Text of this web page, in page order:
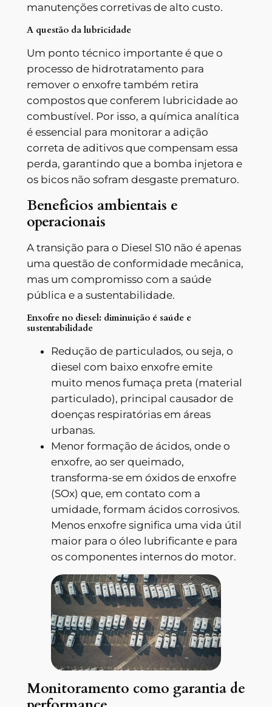
manutenções corretivas de alto custo.
A questão da lubricidade
Um ponto técnico importante é que o
processo de hidrotratamento para
remover o enxofre também retira
compostos que conferem lubricidade ao
combustível. Por isso, a química analítica
é essencial para monitorar a adição
correta de aditivos que compensam essa
perda, garantindo que a bomba injetora e
os bicos não sofram desgaste prematuro.
Benefícios ambientais e
operacionais
A transição para o Diesel S10 não é apenas
uma questão de conformidade mecânica,
mas um compromisso com a saúde
pública e a sustentabilidade.
Enxofre no diesel: diminuição é saúde e
sustentabilidade
Redução de particulados, ou seja, o
diesel com baixo enxofre emite
muito menos fumaça preta (material
particulado), principal causador de
doenças respiratórias em áreas
urbanas.
Menor formação de ácidos, onde o
enxofre, ao ser queimado,
transforma-se em óxidos de enxofre
(SOx) que, em contato com a
umidade, formam ácidos corrosivos.
Menos enxofre significa uma vida útil
maior para o óleo lubrificante e para
os componentes internos do motor.
Monitoramento como garantia de